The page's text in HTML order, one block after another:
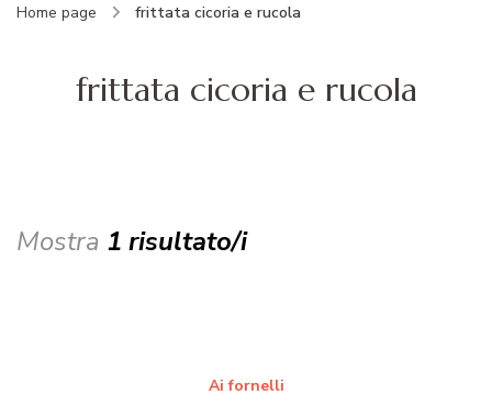
Home page frittata cicoria e rucola
frittata cicoria e rucola
Mostra 1 risultato/i
Ai fornelli